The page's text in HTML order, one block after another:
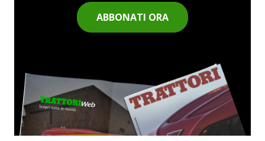
ABBONATI ORA